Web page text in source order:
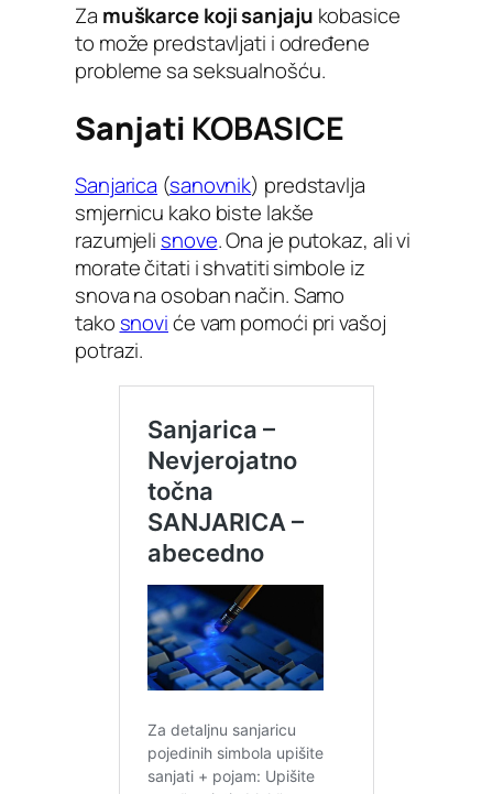
Za muškarce koji sanjaju kobasice
to može predstavljati i određene
probleme sa seksualnošću.
Sanjati KOBASICE
Sanjarica (sanovnik) predstavlja
smjernicu kako biste lakše
razumjeli snove. Ona je putokaz, ali vi
morate čitati i shvatiti simbole iz
snova na osoban način. Samo
tako snoviće vam pomoći pri vašoj
potrazi.